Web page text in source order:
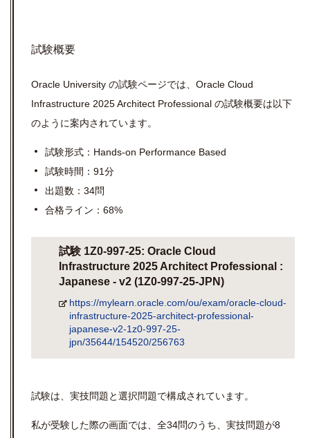
試験概要
Oracle University の試験ページでは、Oracle Cloud
Infrastructure 2025 Architect Professional の試験概要は以下
のように案内されています。
試験形式：Hands-on Performance Based
試験時間：91分
出題数：34問
合格ライン：68%
試験 1Z0-997-25: Oracle Cloud
Infrastructure 2025 Architect Professional :
Japanese - v2 (1Z0-997-25-JPN)
https://mylearn.oracle.com/ou/exam/oracle-cloud-
infrastructure-2025-architect-professional-
japanese-v2-1z0-997-25-
jpn/35644/154520/256763
試験は、実技問題と選択問題で構成されています。
私が受験した際の画面では、全34問のうち、実技問題が8